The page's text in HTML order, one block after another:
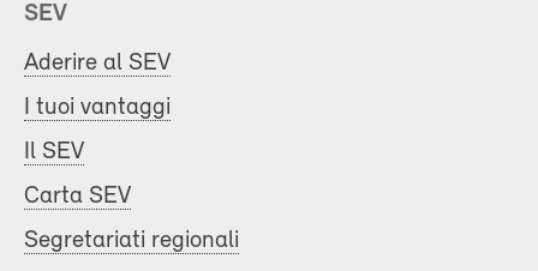
SEV
Aderire al SEV
I tuoi vantaggi
Il SEV
Carta SEV
Segretariati regionali